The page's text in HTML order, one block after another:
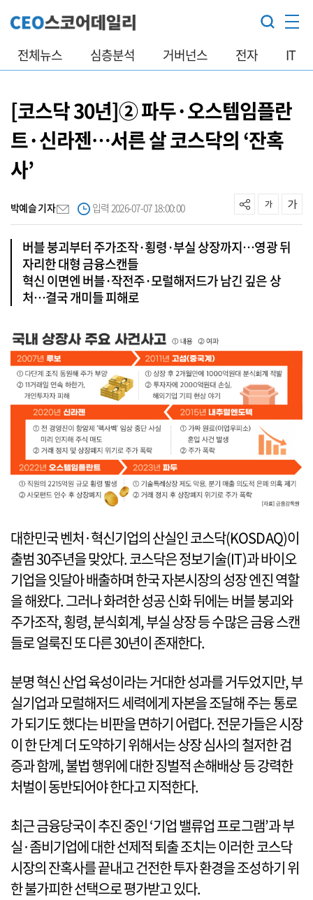
전체뉴스 심층분석 거버넌스 전자 IT
[코스닥 30년]② 파두·오스템임플란
트·신라젠…서른 살 코스닥의 ‘잔혹
사’
박예슬 기자 입력 2026-07-07 18:00:00
버블 붕괴부터 주가조작·횡령·부실 상장까지…영광 뒤
자리한 대형 금융스캔들
혁신 이면엔 버블·작전주·모럴해저드가 남긴 깊은 상
처…결국 개미들 피해로
대한민국 벤처·혁신기업의 산실인 코스닥(KOSDAQ)이
출범 30주년을 맞았다. 코스닥은 정보기술(IT)과 바이오
기업을 잇달아 배출하며 한국 자본시장의 성장 엔진 역할
을 해왔다. 그러나 화려한 성공 신화 뒤에는 버블 붕괴와
주가조작, 횡령, 분식회계, 부실 상장 등 수많은 금융 스캔
들로 얼룩진 또 다른 30년이 존재한다.
분명 혁신 산업 육성이라는 거대한 성과를 거두었지만, 부
실기업과 모럴해저드 세력에게 자본을 조달해 주는 통로
가 되기도 했다는 비판을 면하기 어렵다. 전문가들은 시장
이 한 단계 더 도약하기 위해서는 상장 심사의 철저한 검
증과 함께, 불법 행위에 대한 징벌적 손해배상 등 강력한
처벌이 동반되어야 한다고 지적한다.
최근 금융당국이 추진 중인 ‘기업 밸류업 프로그램’과 부
실·좀비기업에 대한 선제적 퇴출 조치는 이러한 코스닥
시장의 잔혹사를 끝내고 건전한 투자 환경을 조성하기 위
한 불가피한 선택으로 평가받고 있다.